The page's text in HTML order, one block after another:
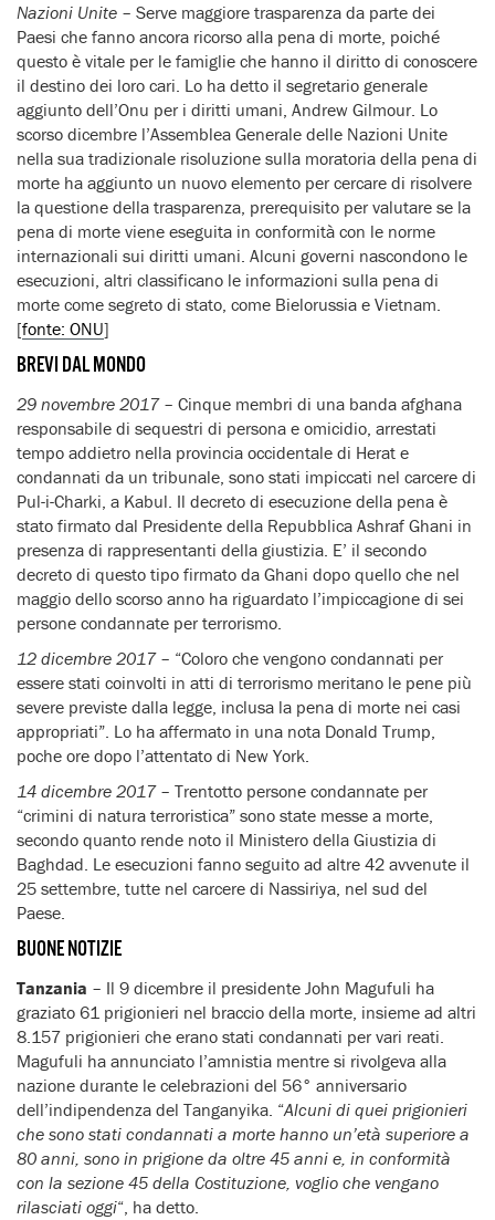
Nazioni Unite – Serve maggiore trasparenza da parte dei
Paesi che fanno ancora ricorso alla pena di morte, poiché
questo è vitale per le famiglie che hanno il diritto di conoscere
il destino dei loro cari. Lo ha detto il segretario generale
aggiunto dell’Onu per i diritti umani, Andrew Gilmour. Lo
scorso dicembre l’Assemblea Generale delle Nazioni Unite
nella sua tradizionale risoluzione sulla moratoria della pena di
morte ha aggiunto un nuovo elemento per cercare di risolvere
la questione della trasparenza, prerequisito per valutare se la
pena di morte viene eseguita in conformità con le norme
internazionali sui diritti umani. Alcuni governi nascondono le
esecuzioni, altri classificano le informazioni sulla pena di
morte come segreto di stato, come Bielorussia e Vietnam.
[fonte: ONU]
BREVI DAL MONDO
29 novembre 2017– Cinque membri di una banda afghana
responsabile di sequestri di persona e omicidio, arrestati
tempo addietro nella provincia occidentale di Herat e
condannati da un tribunale, sono stati impiccati nel carcere di
Pul-i-Charki, a Kabul. Il decreto di esecuzione della pena è
stato firmato dal Presidente della Repubblica Ashraf Ghani in
presenza di rappresentanti della giustizia. E’ il secondo
decreto di questo tipo firmato da Ghani dopo quello che nel
maggio dello scorso anno ha riguardato l’impiccagione di sei
persone condannate per terrorismo.
12 dicembre 2017– “Coloro che vengono condannati per
essere stati coinvolti in atti di terrorismo meritano le pene più
severe previste dalla legge, inclusa la pena di morte nei casi
appropriati”. Lo ha affermato in una nota Donald Trump,
poche ore dopo l’attentato di New York.
14 dicembre 2017– Trentotto persone condannate per
“crimini di natura terroristica” sono state messe a morte,
secondo quanto rende noto il Ministero della Giustizia di
Baghdad. Le esecuzioni fanno seguito ad altre 42 avvenute il
25 settembre, tutte nel carcere di Nassiriya, nel sud del
Paese.
BUONE NOTIZIE
Tanzania – Il 9 dicembre il presidente John Magufuli ha
graziato 61 prigionieri nel braccio della morte, insieme ad altri
8.157 prigionieri che erano stati condannati per vari reati.
Magufuli ha annunciato l’amnistia mentre si rivolgeva alla
nazione durante le celebrazioni del 56° anniversario
dell’indipendenza del Tanganyika. “Alcuni di quei prigionieri
che sono stati condannati a morte hanno un’età superiore a
80 anni, sono in prigione da oltre 45 anni e, in conformità
con la sezione 45 della Costituzione, voglio che vengano
rilasciati oggi“, ha detto.